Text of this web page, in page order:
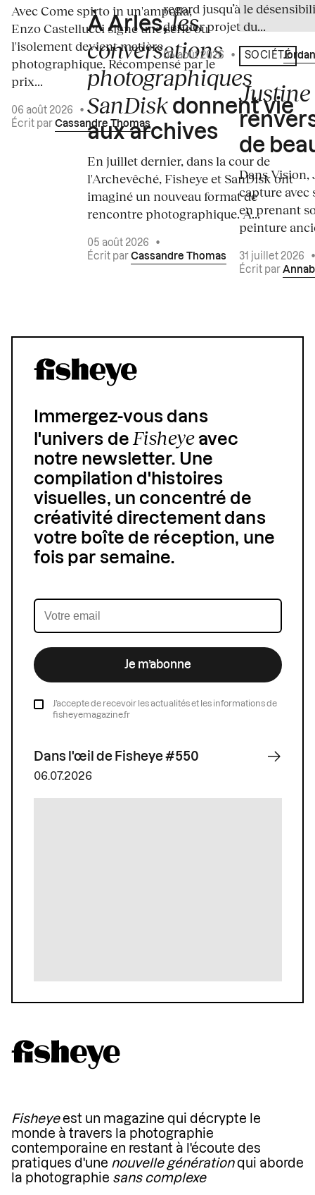
Avec Come spirto in un'ampolla,
Enzo Castellucci signe une série où
l'isolement devient matière
photographique. Récompensé par le
prix...
06 août 2026
•
Écrit par Cassandre Thomas
À Arles,les
conversations
photographiques
SanDisk donnent vie
aux archives
En juillet dernier, dans la cour de
l'Archevêché, Fisheye et SanDisk ont
imaginé un nouveau format de
rencontre photographique. À...
05 août 2026
•
Écrit par Cassandre Thomas
regard jusqu’à le
dernier projet du...
04 août 2026 • Écrit par
SOCIÉTÉ
de
Dans
capture avec
en prenant
peinture
31 juillet 2026
Écrit par
Immergez-vous dans
l'univers deFisheyeavec
notre newsletter. Une
compilation d'histoires
visuelles, un concentré de
créativité directement dans
votre boîte de réception, une
fois par semaine.
Je m’abonne
J’accepte de recevoir les actualités et les informations de
fisheyemagazine.fr
Dans l'œil de Fisheye #550
06.07.2026
Fisheyeest un magazine qui décrypte le
monde à travers la photographie
contemporaine en restant à l'écoute des
pratiques d'une nouvelle générationqui aborde
la photographie sans complexe